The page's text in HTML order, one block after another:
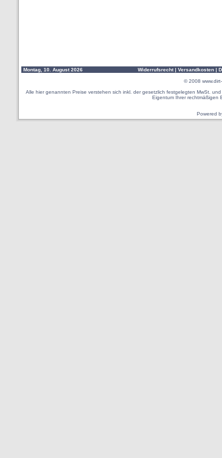
Montag, 10. August 2026 Widerrufsrecht | Versandkosten |
© 2008
Alle hier genannten Preise verstehen sich inkl. der gesetzlich festgelegten MwSt.
Eigentum Ihrer rechtmäßigen
Powered